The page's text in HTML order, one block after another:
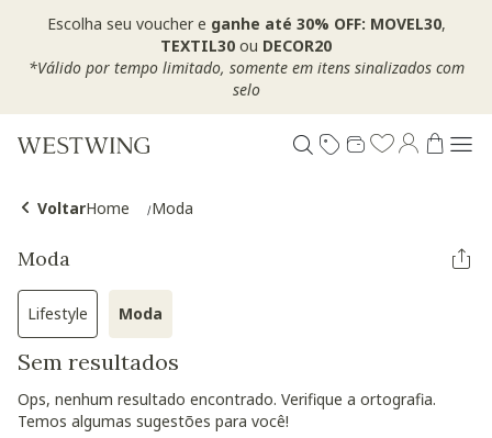
Escolha seu voucher e ganhe até 30% OFF: MOVEL30,
TEXTIL30 ou DECOR20
*Válido por tempo limitado, somente em itens sinalizados com
selo
VoltarHome Moda
Moda
LifestyleRefinar por Categoria: Lifestyle
Moda
Sem resultados
Ops, nenhum resultado encontrado. Verifique a ortografia.
Temos algumas sugestões para você!